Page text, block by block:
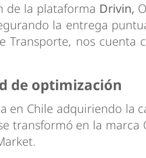
de la plataforma Drivin,
la entrega
Transporte, nos cuenta
de optimización
en Chile adquiriendo la
transformó en la marca